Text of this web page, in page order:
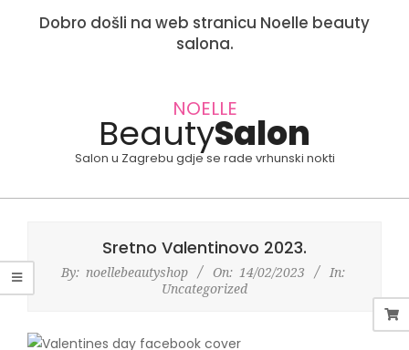
Dobro došli na web stranicu Noelle beauty
salona.
NOELLE
BeautySalon
Salon u Zagrebu gdje se rade vrhunski nokti
Sretno Valentinovo 2023.
By: noellebeautyshop On: 14/02/2023
In:
Uncategorized